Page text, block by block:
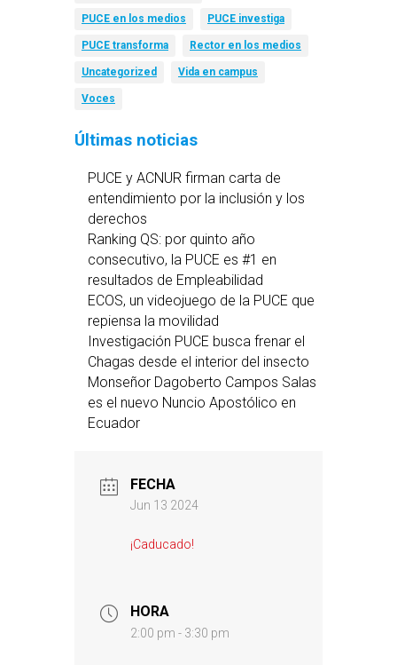
PUCE en los medios PUCE investiga
PUCE transforma Rector en los medios
Uncategorized Vida en campus
Voces
Últimas noticias
PUCE y ACNUR firman carta de
entendimiento por la inclusión y los
derechos
Ranking QS: por quinto año
consecutivo, la PUCE es #1 en
resultados de Empleabilidad
ECOS, un videojuego de la PUCE que
repiensa la movilidad
Investigación PUCE busca frenar el
Chagas desde el interior del insecto
Monseñor Dagoberto Campos Salas
es el nuevo Nuncio Apostólico en
Ecuador
FECHA
Jun 13 2024
¡Caducado!
HORA
2:00 pm - 3:30 pm